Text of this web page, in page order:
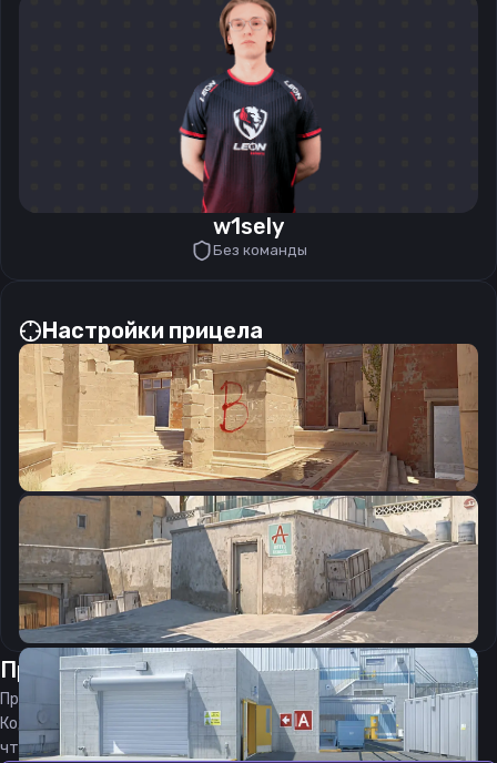
w1sely
Без команды
Настройки прицела
CSGO-qyhQR-ykFSd-xweKy-YebYX-MDr7C
Скопировать
Прицелвайзлиот 06.08.2026
Прицел w1sely является актуальным на
06.08.2026
Код прицела
CS 2 стараемся еженедельно обновлять,
чтобы вы могли играть с актуальными настройками игрока.